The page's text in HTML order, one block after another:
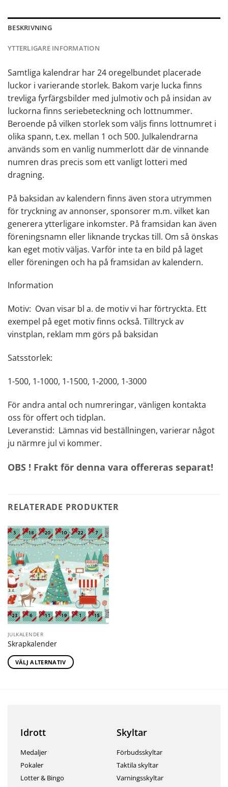
BESKRIVNING
YTTERLIGARE INFORMATION
Samtliga kalendrar har 24 oregelbundet placerade
luckor i varierande storlek. Bakom varje lucka finns
trevliga fyrfärgsbilder med julmotiv och på insidan av
luckorna finns seriebeteckning och lottnummer.
Beroende på vilken storlek som väljs finns lottnumret i
olika spann, t.ex. mellan 1 och 500. Julkalendrarna
används som en vanlig nummerlott där de vinnande
numren dras precis som ett vanligt lotteri med
dragning.
På baksidan av kalendern finns även stora utrymmen
för tryckning av annonser, sponsorer m.m. vilket kan
generera ytterligare inkomster. På framsidan kan även
föreningsnamn eller liknande tryckas till. Om så önskas
kan eget motiv väljas. Varför inte ta en bild på laget
eller föreningen och ha på framsidan av kalendern.
Information
Motiv: Ovan visar bl a. de motiv vi har förtryckta. Ett
exempel på eget motiv finns också. Tilltryck av
vinstplan, reklam mm görs på baksidan
Satsstorlek:
1-500, 1-1000, 1-1500, 1-2000, 1-3000
För andra antal och numreringar, vänligen kontakta
oss för offert och tidplan.
Leveranstid: Lämnas vid beställningen, varierar något
ju närmre jul vi kommer.
OBS ! Frakt för denna vara offereras separat!
RELATERADE PRODUKTER
JULKALENDER
Skrapkalender
VÄLJ ALTERNATIV
Idrott
Medaljer
Pokaler
Lotter & Bingo
Skyltar
Förbudsskyltar
Taktila skyltar
Varningsskyltar